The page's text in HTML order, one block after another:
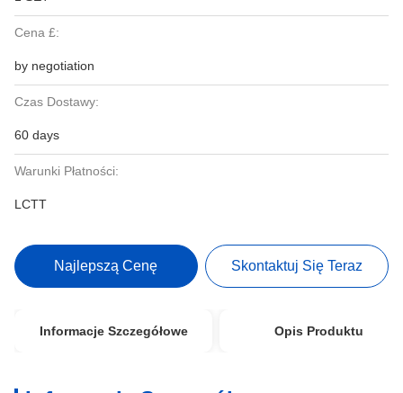
Cena £:
by negotiation
Czas Dostawy:
60 days
Warunki Płatności:
LCTT
Najlepszą Cenę Skontaktuj Się Teraz
Informacje Szczegółowe Opis Produktu